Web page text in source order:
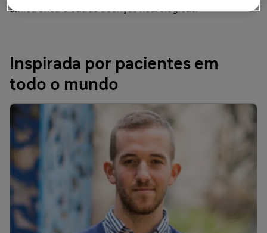
amiotrófica e outras doenças neurológicas.
Inspirada por pacientes em
todo o mundo